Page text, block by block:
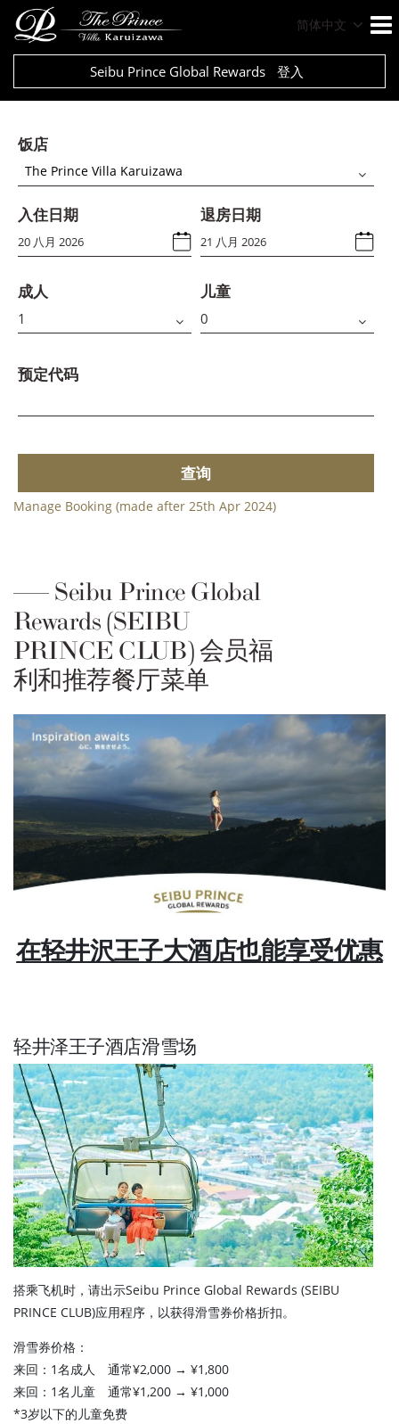
简体中文
Seibu Prince Global Rewards 登入
饭店
The Prince Villa Karuizawa
入住日期 退房日期
成人 儿童
预定代码
查询
Manage Booking (made after 25th Apr 2024)
Seibu Prince Global
Rewards (SEIBU
PRINCE CLUB) 会员福
利和推荐餐厅菜单
在轻井沢王子大酒店也能享受优惠
轻井泽王子酒店滑雪场
搭乘飞机时，请出示Seibu Prince Global Rewards (SEIBU
PRINCE CLUB)应用程序，以获得滑雪券价格折扣。
滑雪券价格：
来回：1名成人 通常¥2,000 → ¥1,800
来回：1名儿童 通常¥1,200 → ¥1,000
*3岁以下的儿童免费